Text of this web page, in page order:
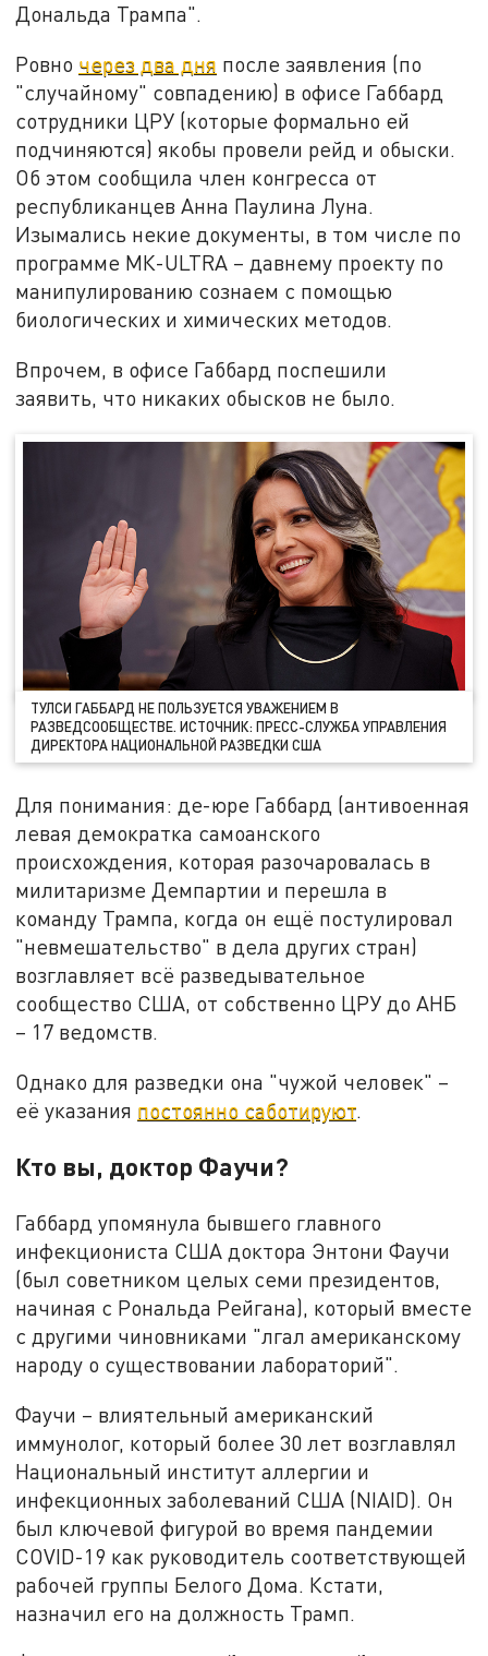
Дональда Трампа".
Ровно через два дня после заявления (по
"случайному" совпадению) в офисе Габбард
сотрудники ЦРУ (которые формально ей
подчиняются) якобы провели рейд и обыски.
Об этом сообщила член конгресса от
республиканцев Анна Паулина Луна.
Изымались некие документы, в том числе по
программе МК-ULTRA – давнему проекту по
манипулированию сознаем с помощью
биологических и химических методов.
Впрочем, в офисе Габбард поспешили
заявить, что никаких обысков не было.
ТУЛСИ ГАББАРД НЕ ПОЛЬЗУЕТСЯ УВАЖЕНИЕМ В
РАЗВЕДСООБЩЕСТВЕ. ИСТОЧНИК: ПРЕСС-СЛУЖБА УПРАВЛЕНИЯ
ДИРЕКТОРА НАЦИОНАЛЬНОЙ РАЗВЕДКИ США
Для понимания: де-юре Габбард (антивоенная
левая демократка самоанского
происхождения, которая разочаровалась в
милитаризме Демпартии и перешла в
команду Трампа, когда он ещё постулировал
"невмешательство" в дела других стран)
возглавляет всё разведывательное
сообщество США, от собственно ЦРУ до АНБ
– 17 ведомств.
Однако для разведки она "чужой человек" –
её указания постоянно саботируют.
Кто вы, доктор Фаучи?
Габбард упомянула бывшего главного
инфекциониста США доктора Энтони Фаучи
(был советником целых семи президентов,
начиная с Рональда Рейгана), который вместе
с другими чиновниками "лгал американскому
народу о существовании лабораторий".
Фаучи – влиятельный американский
иммунолог, который более 30 лет возглавлял
Национальный институт аллергии и
инфекционных заболеваний США (NIAID). Он
был ключевой фигурой во время пандемии
COVID-19 как руководитель соответствующей
рабочей группы Белого Дома. Кстати,
назначил его на должность Трамп.